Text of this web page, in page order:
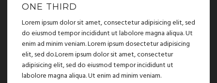
ONE THIRD
Lorem ipsum dolor sit amet, consectetur adipisicing elit, sed
do eiusmod tempor incididunt ut labolore magna aliqua. Ut
enim ad minim veniam. Lorem ipsum dosectetur adipisicing
elit, sed do.Lorem ipsum dolor sit amet, consectetur
adipisicing elit, sed do eiusmod tempor incididunt ut
labolore magna aliqua. Ut enim ad minim veniam.